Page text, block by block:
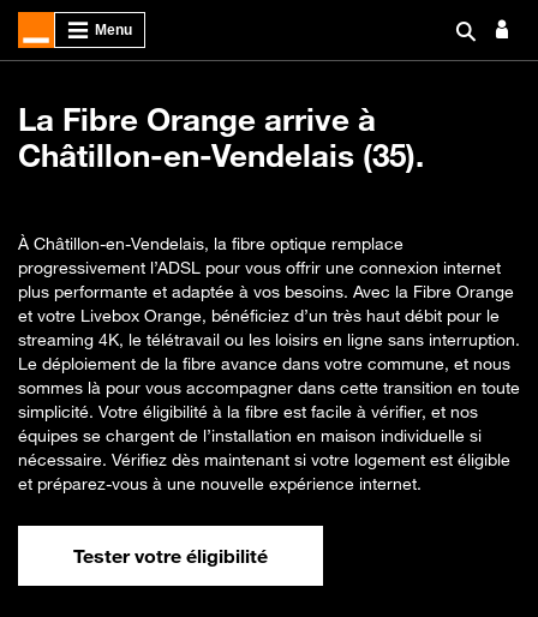
La Fibre Orange arrive à
Châtillon-en-Vendelais (35).
À Châtillon-en-Vendelais, la fibre optique remplace
progressivement l’ADSL pour vous offrir une connexion internet
plus performante et adaptée à vos besoins. Avec la Fibre Orange
et votre Livebox Orange, bénéficiez d’un très haut débit pour le
streaming 4K, le télétravail ou les loisirs en ligne sans interruption.
Le déploiement de la fibre avance dans votre commune, et nous
sommes là pour vous accompagner dans cette transition en toute
simplicité. Votre éligibilité à la fibre est facile à vérifier, et nos
équipes se chargent de l’installation en maison individuelle si
nécessaire. Vérifiez dès maintenant si votre logement est éligible
et préparez-vous à une nouvelle expérience internet.
Tester votre éligibilité